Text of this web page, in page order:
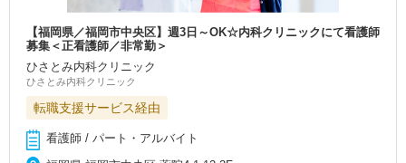
【福岡県／福岡市中央区】週3日～OK☆内科クリニックにて看護師
募集＜正看護師／非常勤＞
ひさとみ内科クリニック
ひさとみ内科クリニック
転職支援サービス経由
看護師 / パート・アルバイト